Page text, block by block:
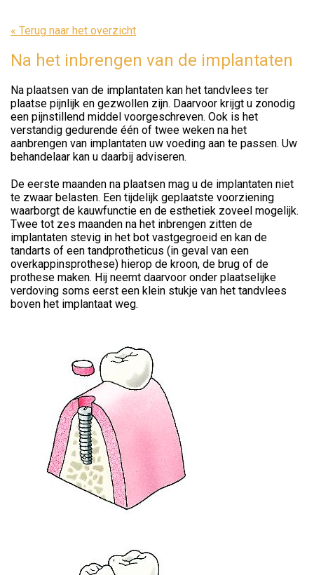
« Terug naar het overzicht
Na het inbrengen van de implantaten
Na plaatsen van de implantaten kan het tandvlees ter
plaatse pijnlijk en gezwollen zijn. Daarvoor krijgt u zonodig
een pijnstillend middel voorgeschreven. Ook is het
verstandig gedurende één of twee weken na het
aanbrengen van implantaten uw voeding aan te passen. Uw
behandelaar kan u daarbij adviseren.
De eerste maanden na plaatsen mag u de implantaten niet
te zwaar belasten. Een tijdelijk geplaatste voorziening
waarborgt de kauwfunctie en de esthetiek zoveel mogelijk.
Twee tot zes maanden na het inbrengen zitten de
implantaten stevig in het bot vastgegroeid en kan de
tandarts of een tandprotheticus (in geval van een
overkappinsprothese) hierop de kroon, de brug of de
prothese maken. Hij neemt daarvoor onder plaatselijke
verdoving soms eerst een klein stukje van het tandvlees
boven het implantaat weg.